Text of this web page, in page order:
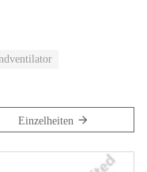
Einzelheiten